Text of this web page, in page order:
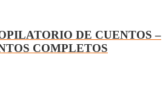
DE CUENTOS –
COMPLETOS